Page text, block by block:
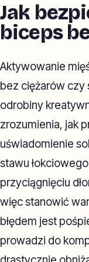
Jak
biceps
Aktywowanie
bez ciężarów czy
odrobiny
zrozumienia, jak
uświadomienie
stawu
przyciągnięciu
więc stanowić
błędem jest
prowadzi do